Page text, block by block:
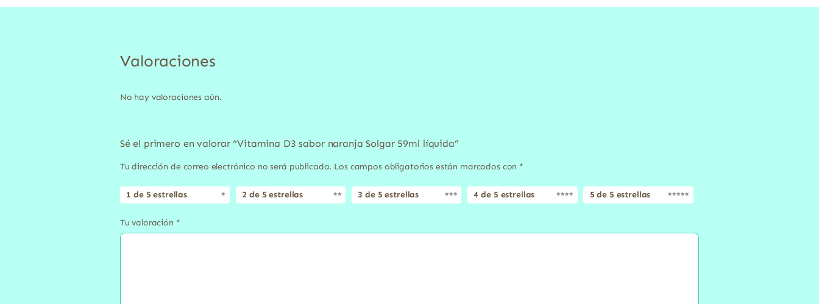
Valoraciones
No hay valoraciones aún.
Sé el primero en valorar “Vitamina D3 sabor naranja Solgar 59ml líquida”
Tu dirección de correo electrónico no será publicada. Los campos obligatorios están marcados con *
1 de 5 estrellas 2 de 5 estrellas 3 de 5 estrellas 4 de 5 estrellas 5 de 5 estrellas
Tu valoración *